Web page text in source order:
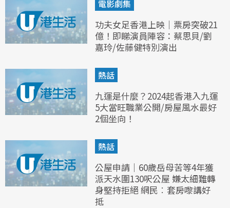
電影劇集
功夫女足香港上映｜票房突破21
億！即睇演員陣容：蔡思貝/劉
嘉玲/佐藤健特別演出
熱話
九運是什麼？2024起香港入九運
5大當旺職業公開/房屋風水最好
2個坐向！
熱話
公屋申請｜60歲岳母苦等4年獲
派天水圍130呎公屋 嫌太細難轉
身堅持拒絕 網民︰套房嚟講好
抵